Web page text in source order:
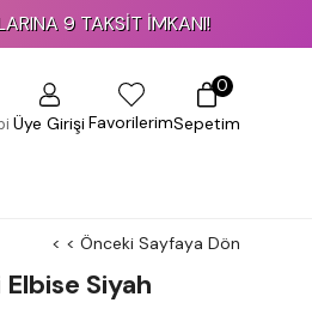
9 TAKSİT İMKANI!
Üye GirişiFavorilerimSepetim
0
< < Önceki Sayfaya Dön
Siyah